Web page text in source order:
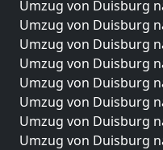
Umzug von Duisburg
Umzug von Duisburg
Umzug von Duisburg
Umzug von Duisburg
Umzug von Duisburg
Umzug von Duisburg
Umzug von Duisburg
Umzug von Duisburg